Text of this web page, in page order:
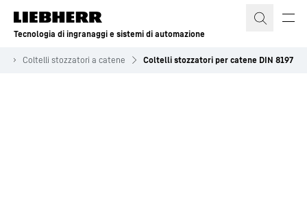
Tecnologia di ingranaggi e sistemi di automazione
Coltelli stozzatori a catene Coltelli stozzatori per catene DIN 8197